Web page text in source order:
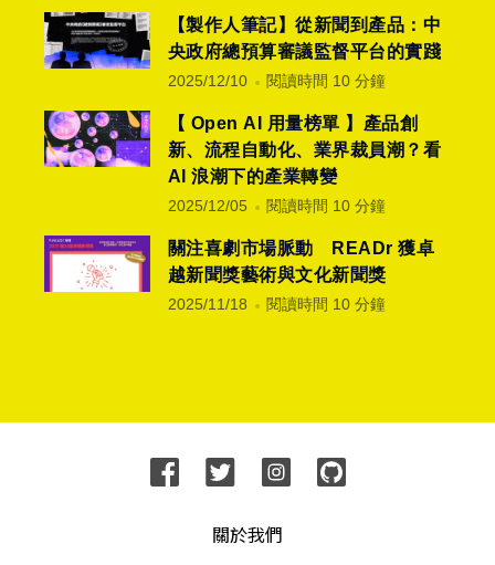
【製作人筆記】從新聞到產品：中
央政府總預算審議監督平台的實踐
2025/12/10 閱讀時間 10 分鐘
【 Open AI 用量榜單 】產品創
新、流程自動化、業界裁員潮？看
AI 浪潮下的產業轉變
2025/12/05 閱讀時間 10 分鐘
關注喜劇市場脈動 READr 獲卓
越新聞獎藝術與文化新聞獎
2025/11/18 閱讀時間 10 分鐘
關於我們